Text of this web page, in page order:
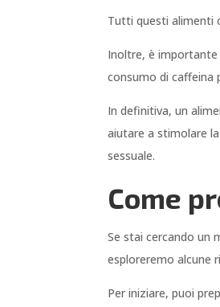
Tutti questi alimenti
Inoltre, è importante
consumo di caffeina
In definitiva, un
aiutare a stimolare
sessuale.
Come
Se stai cercando un
esploreremo alcune
Per iniziare, puoi